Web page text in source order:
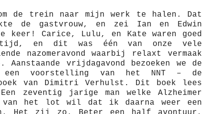
de trein naar mijn werk te halen. Dat
de gastvrouw, en zei Ian en Edwin
keer! Carice, Lulu, en Kate waren goed
en dit was één van onze vele
nazomeravond waarbij relaxt vermaak
Aanstaande vrijdagavond bezoeken we de
een voorstelling van het NNT – de
van Dimitri Verhulst. Dit boek lees
zeventig jarige man welke Alzheimer
het lot wil dat ik daarna weer een